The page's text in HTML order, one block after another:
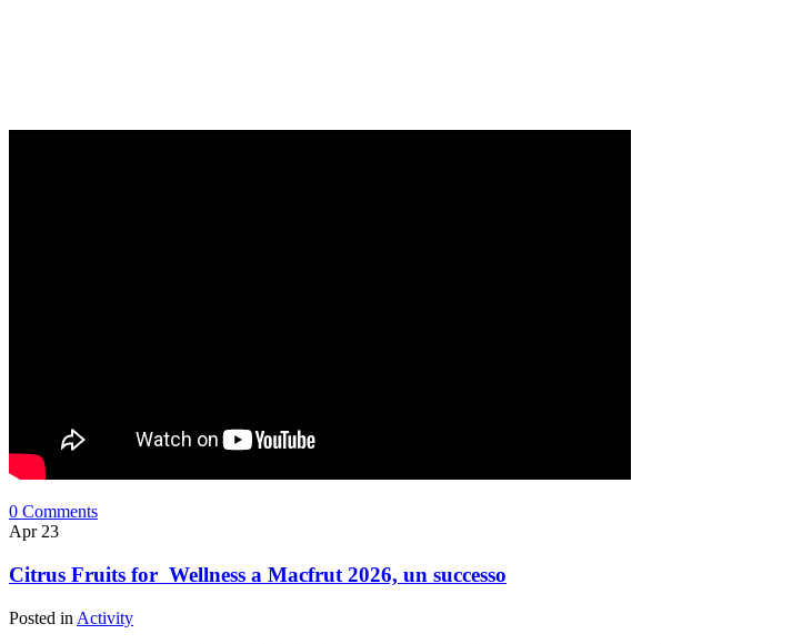
0 Comments
Apr 23
Citrus Fruits for Wellness a Macfrut 2026, un successo
Posted in Activity